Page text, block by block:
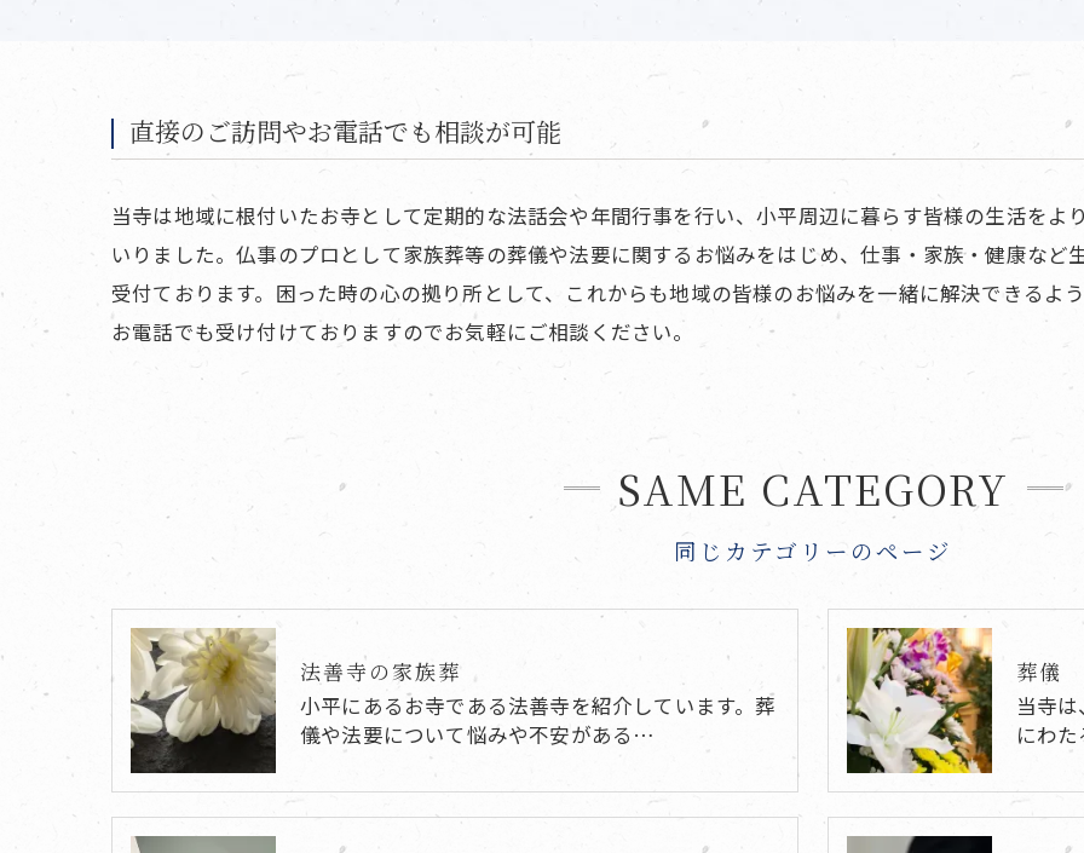
直接のご訪問やお電話でも相談が可能
当寺は地域に根付いたお寺として定期的な法話会や年間行事を行い、小平周辺に暮らす皆様の生活をよ
いりました。仏事のプロとして家族葬等の葬儀や法要に関するお悩みをはじめ、仕事・家族・健康な
受付ております。困った時の心の拠り所として、これからも地域の皆様のお悩みを一緒に解決できるよ
お電話でも受け付けておりますのでお気軽にご相談ください。
同じカテゴリーのページ
SAME CATEGORY
法善寺の家族葬
小平にあるお寺である法善寺を紹介しています。葬
儀や法要について悩みや不安がある…
葬儀
当寺
にわ